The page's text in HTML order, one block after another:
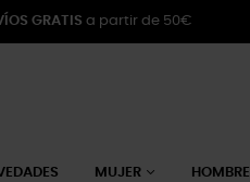
GRATIS a partir de 50€
MUJER HOMBRE